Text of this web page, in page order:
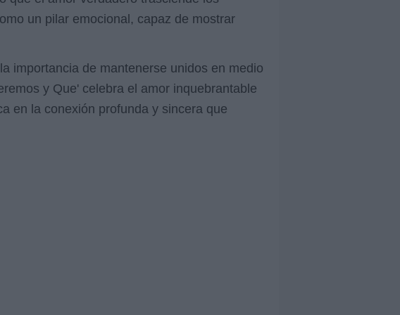
un pilar emocional, capaz de mostrar
importancia de mantenerse unidos en medio
y Que' celebra el amor inquebrantable
en la conexión profunda y sincera que